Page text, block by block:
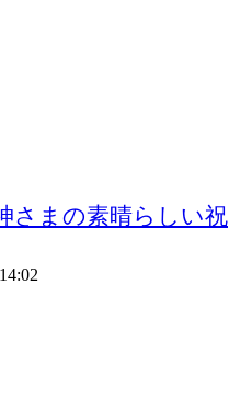
さまの素晴らしい祝